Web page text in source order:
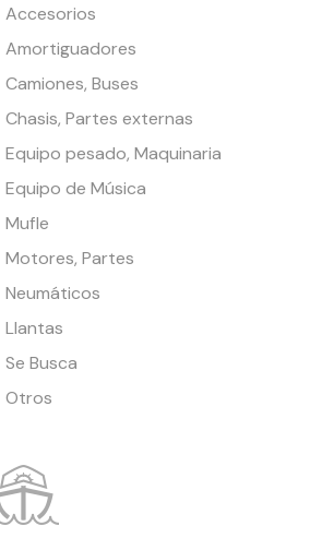
Accesorios
Amortiguadores
Camiones, Buses
Chasis, Partes externas
Equipo pesado, Maquinaria
Equipo de Música
Mufle
Motores, Partes
Neumáticos
Llantas
Se Busca
Otros